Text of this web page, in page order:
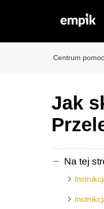
Centrum
Jak
Na tej